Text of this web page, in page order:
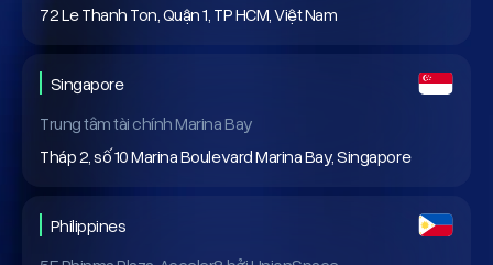
72 Le Thanh Ton, Quận 1, TP HCM, Việt Nam
Singapore
Trung tâm tài chính Marina Bay
Tháp 2, số 10 Marina Boulevard Marina Bay, Singapore
Philippines